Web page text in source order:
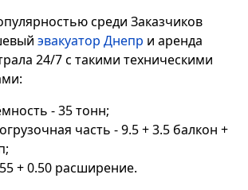
среди Заказчиков
эвакуатор Днепр и аренда
24/7 с такими техническими
- 35 тонн;
часть - 9.5 + 3.5 балкон +
+ 0.50 расширение.